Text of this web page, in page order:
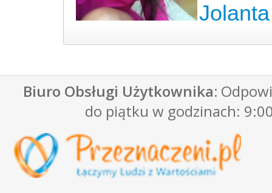
Biuro Obsługi Użytkownika:
do piątku w godzinach: